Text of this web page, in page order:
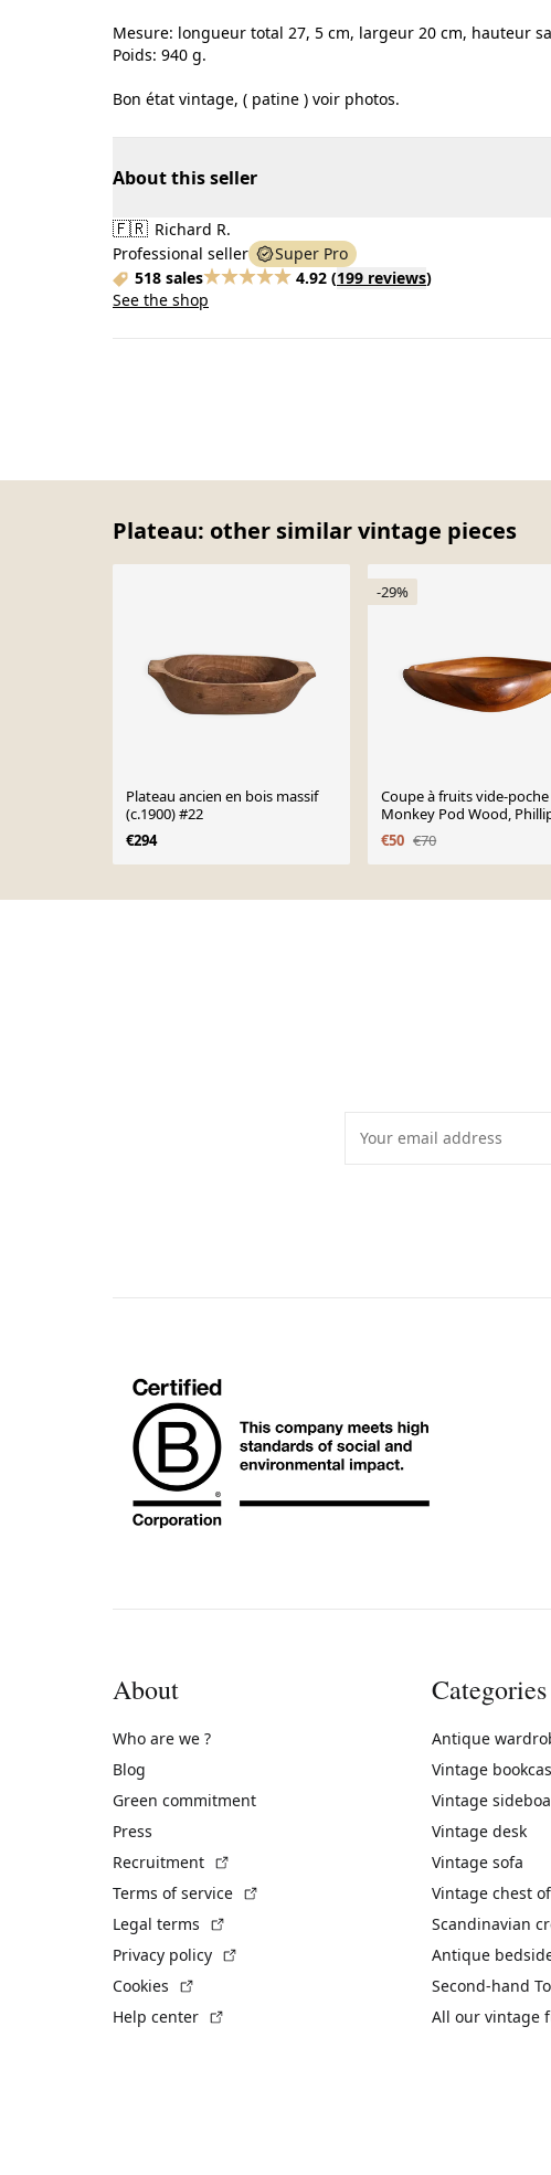
Mesure: longueur total 27, 5 cm, largeur 20 cm, hauteur
Poids: 940 g.
Bon état vintage, ( patine ) voir photos.
About this seller
🇫🇷 Richard R.
Professional seller
Super Pro
518 sales
4.92 (199 reviews)
See the shop
Plateau: other similar vintage pieces
Plateau ancien en bois massif
(c.1900) #22
€294
-29%
Coupe à fruits vide-poche
Monkey Pod Wood,
€50 €70
About
Who are we ?
Blog
Green commitment
Press
Recruitment
Terms of service
Legal terms
Privacy policy
Cookies
Help center
Categories
Antique
Vintage
Vintage
Vintage desk
Vintage sofa
Vintage chest
Scandinavian
Antique
Second-hand
All our vintage